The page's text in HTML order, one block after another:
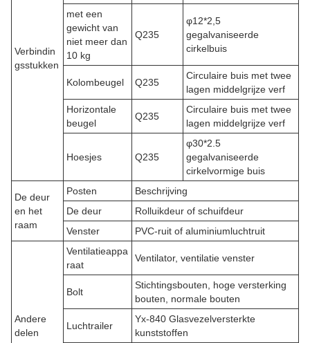
Verbindin
gsstukken
met een
gewicht van
niet meer dan
10 kg
Q235
φ12*2,5
gegalvaniseerde
cirkelbuis
Kolombeugel Q235
Circulaire buis met twee
lagen middelgrijze verf
Horizontale
beugel
Q235
Circulaire buis met twee
lagen middelgrijze verf
Hoesjes Q235
φ30*2.5
gegalvaniseerde
cirkelvormige buis
De deur
en het
raam
Posten
Beschrijving
De deur
Rolluikdeur of schuifdeur
Venster
PVC-ruit of aluminiumluchtruit
Andere
delen
Ventilatieappa
raat
Ventilator, ventilatie venster
Bolt
Stichtingsbouten, hoge versterking
bouten, normale bouten
Luchtrailer
Yx-840 Glasvezelversterkte
kunststoffen